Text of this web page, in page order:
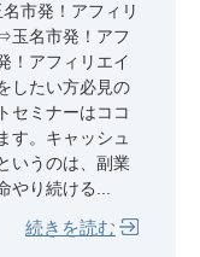
市発！アフィリ
玉名市発！アフ
！アフィリエイ
したい方必見の
セミナーはココ
す。キャッシュ
いうのは、副業
り続ける...
続きを読む